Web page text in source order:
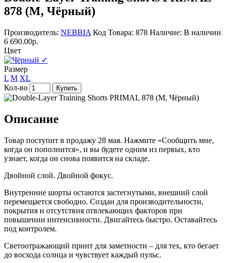
878 (M, Чёрный)
Производитель: NEBBIA Код Товара: 878 Наличие: В наличии
6 690.00р.
Цвет
✓
Размер
L M XL
Кол-во
Купить
Описание
Товар поступит в продажу 28 мая. Нажмите «Сообщить мне,
когда он пополнится», и вы будете одним из первых, кто
узнает, когда он снова появится на складе.
Двойной слой. Двойной фокус.
Внутренние шорты остаются застегнутыми, внешний слой
перемещается свободно. Создан для производительности,
покрытия и отсутствия отвлекающих факторов при
повышении интенсивности. Двигайтесь быстро. Оставайтесь
под контролем.
Светоотражающий принт для заметности – для тех, кто бегает
до восхода солнца и чувствует каждый пульс.